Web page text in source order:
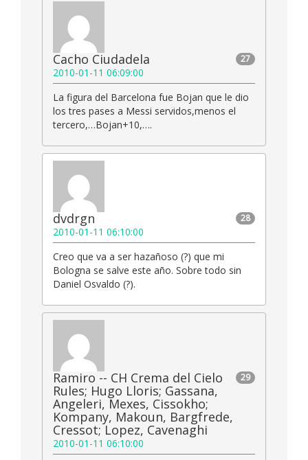
27
Cacho Ciudadela
2010-01-11 06:09:00
La figura del Barcelona fue Bojan que le dio
los tres pases a Messi servidos,menos el
tercero,…Bojan+10,….
28
dvdrgn
2010-01-11 06:10:00
Creo que va a ser hazañoso (?) que mi
Bologna se salve este año. Sobre todo sin
Daniel Osvaldo (?).
29
Ramiro -- CH Crema del Cielo
Rules; Hugo Lloris; Gassana,
Angeleri, Mexes, Cissokho;
Kompany, Makoun, Bargfrede,
Cressot; Lopez, Cavenaghi
2010-01-11 06:10:00